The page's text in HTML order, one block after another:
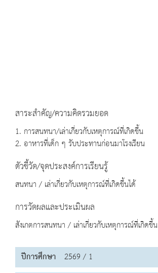
สาระสำคัญ/ความคิดรวมยอด
1. การสนทนา/เล่าเกี่ยวกับเหตุการณ์ที่เกิดขึ้น
2. อาหารที่เด็ก ๆ รับประทานก่อนมาโรงเรียน
ตัวชี้วัด/จุดประสงค์การเรียนรู้
สนทนา / เล่าเกี่ยวกับเหตุการณ์ที่เกิดขึ้นได้
การวัดผลและประเมินผล
สังเกตการสนทนา / เล่าเกี่ยวกับเหตุการณ์ที่เกิดขึ้น
ปีการศึกษา 2569 / 1